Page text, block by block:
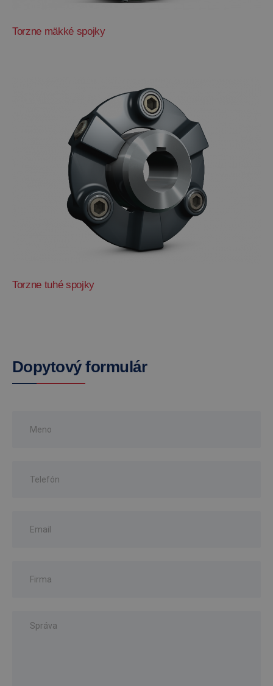
Torzne mäkké spojky
Torzne tuhé spojky
Dopytový formulár